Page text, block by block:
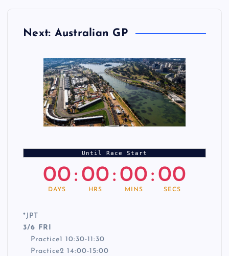
Next: Australian GP
Until Race Start
00
DAYS
: 00
HRS
: 00
MINS
: 00
SECS
*JPT
3/6 FRI
Practice1 10:30-11:30
Practice2 14:00-15:00